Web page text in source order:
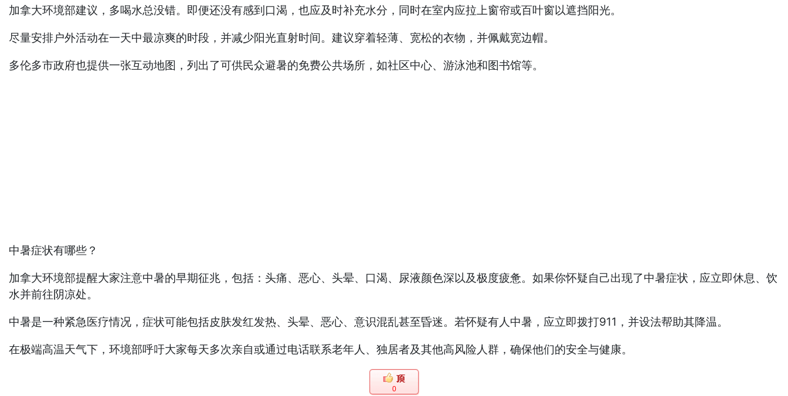
加拿大环境部建议，多喝水总没错。即便还没有感到口渴，也应及时补充水分，同时在室内应拉上窗帘或百叶窗以遮挡阳光。
尽量安排户外活动在一天中最凉爽的时段，并减少阳光直射时间。建议穿着轻薄、宽松的衣物，并佩戴宽边帽。
多伦多市政府也提供一张互动地图，列出了可供民众避暑的免费公共场所，如社区中心、游泳池和图书馆等。
中暑症状有哪些？
加拿大环境部提醒大家注意中暑的早期征兆，包括：头痛、恶心、头晕、口渴、尿液颜色深以及极度疲惫。如果你怀疑自己出现了中暑症状，应立即休息、饮
水并前往阴凉处。
中暑是一种紧急医疗情况，症状可能包括皮肤发红发热、头晕、恶心、意识混乱甚至昏迷。若怀疑有人中暑，应立即拨打911，并设法帮助其降温。
在极端高温天气下，环境部呼吁大家每天多次亲自或通过电话联系老年人、独居者及其他高风险人群，确保他们的安全与健康。
0